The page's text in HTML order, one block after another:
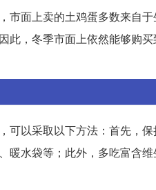
市面上卖的土鸡蛋多数来自
此，冬季市面上依然能够购买
可以采取以下方法：首先，保
暖水袋等；此外，多吃富含